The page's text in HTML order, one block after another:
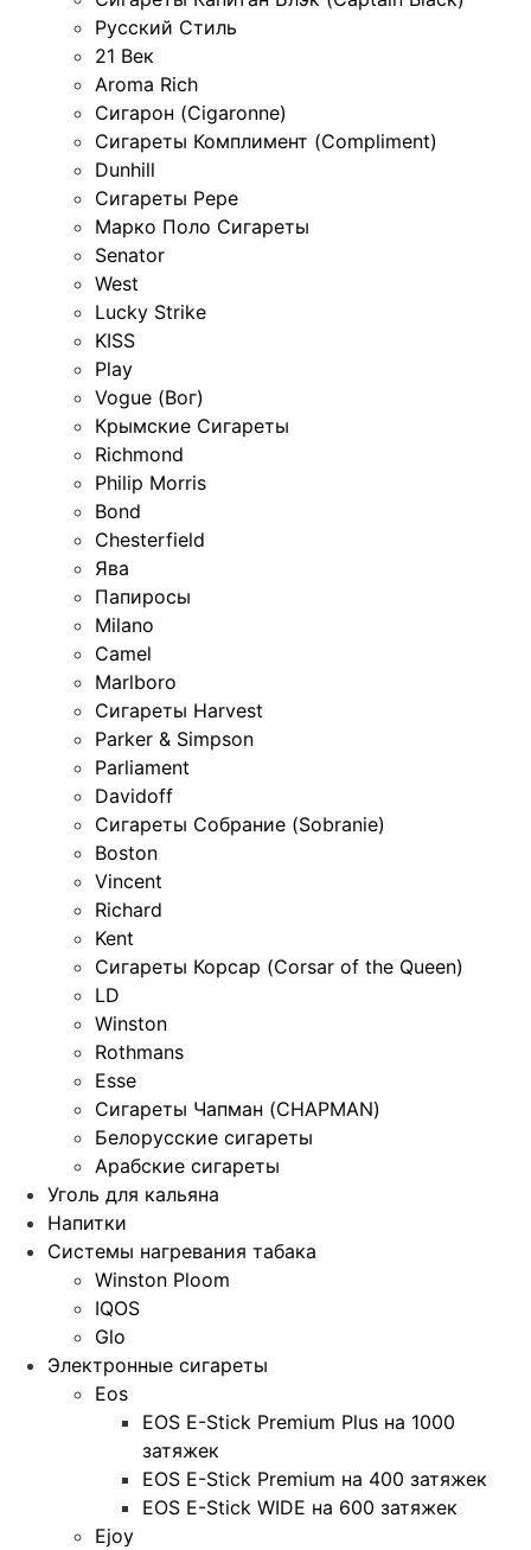
Русский Стиль
21 Век
Aroma Rich
Сигарон (Cigaronne)
Сигареты Комплимент (Compliment)
Dunhill
Сигареты Pepe
Марко Поло Сигареты
Senator
West
Lucky Strike
KISS
Play
Vogue (Вог)
Крымские Сигареты
Richmond
Philip Morris
Bond
Chesterfield
Ява
Папиросы
Milano
Camel
Marlboro
Сигареты Harvest
Parker & Simpson
Parliament
Davidoff
Сигареты Собрание (Sobranie)
Boston
Vincent
Richard
Kent
Сигареты Корсар (Corsar of the Queen)
LD
Winston
Rothmans
Esse
Сигареты Чапман (CHAPMAN)
Белорусские сигареты
Арабские сигареты
Уголь для кальяна
Напитки
Системы нагревания табака
Winston Ploom
IQOS
Glo
Электронные сигареты
Eos
EOS E-Stick Premium Plus на 1000
затяжек
EOS E-Stick Premium на 400 затяжек
EOS E-Stick WIDE на 600 затяжек
Ejoy